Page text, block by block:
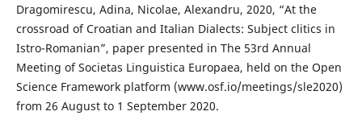
Dragomirescu, Adina, Nicolae, Alexandru, 2020, “At the
crossroad of Croatian and Italian Dialects: Subject clitics in
Istro-Romanian”, paper presented in The 53rd Annual
Meeting of Societas Linguistica Europaea, held on the Open
Science Framework platform (www.osf.io/meetings/sle2020)
from 26 August to 1 September 2020.